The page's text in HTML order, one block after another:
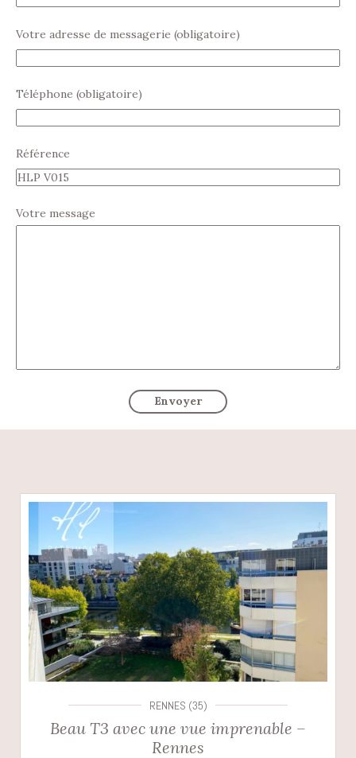
Votre adresse de messagerie (obligatoire)
Téléphone (obligatoire)
Référence
Votre message
RENNES (35)
Beau T3 avec une vue imprenable –
Rennes